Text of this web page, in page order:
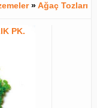
»Ağaç Tozları
PK.